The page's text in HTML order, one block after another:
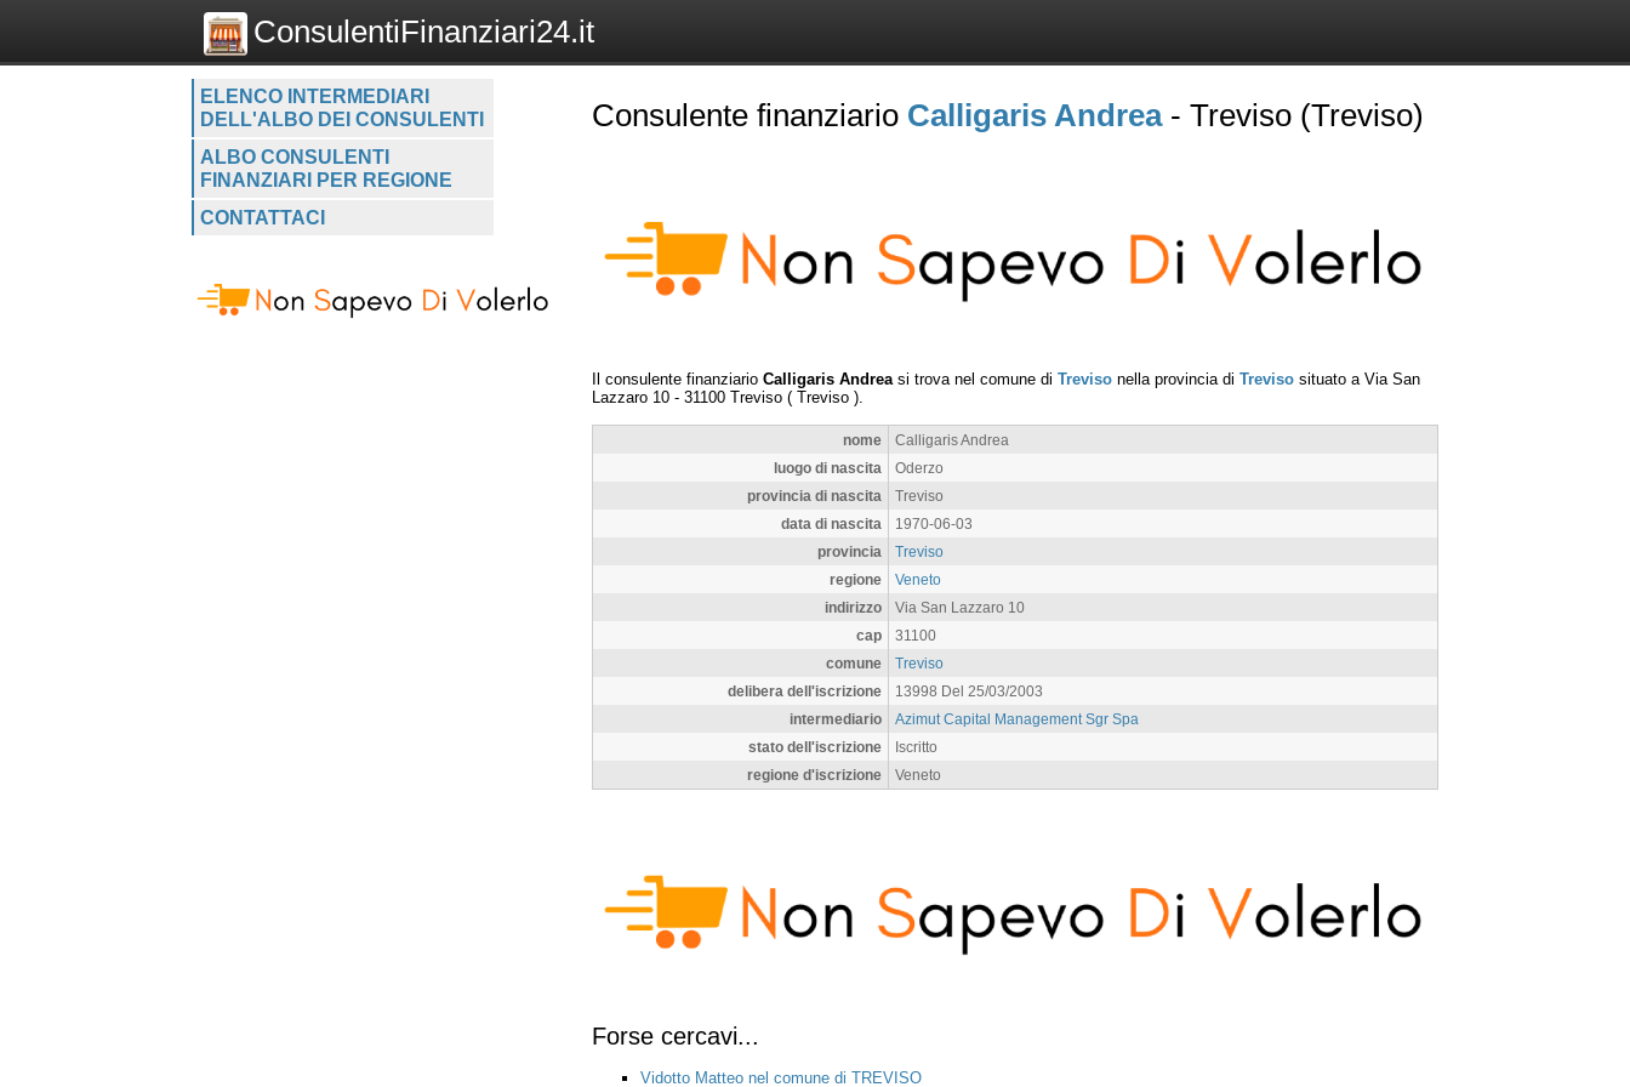
ConsulentiFinanziari24.it
ELENCO INTERMEDIARI
DELL'ALBO DEI CONSULENTI
ALBO CONSULENTI
FINANZIARI PER REGIONE
CONTATTACI
Consulente finanziario Calligaris Andrea- Treviso (Treviso)
Il consulente finanziario Calligaris Andrea si trova nel comune di Treviso nella provincia di Treviso situato a Via San
Lazzaro 10 - 31100 Treviso ( Treviso ).
nome
Calligaris Andrea
luogo di nascita
Oderzo
provincia di nascita
Treviso
data di nascita
1970-06-03
provincia
Treviso
regione
Veneto
indirizzo
Via San Lazzaro 10
cap
31100
comune
Treviso
delibera dell'iscrizione
13998 Del 25/03/2003
intermediario
Azimut Capital Management Sgr Spa
stato dell'iscrizione
Iscritto
regione d'iscrizione
Veneto
Forse cercavi...
Vidotto Matteo nel comune di TREVISO